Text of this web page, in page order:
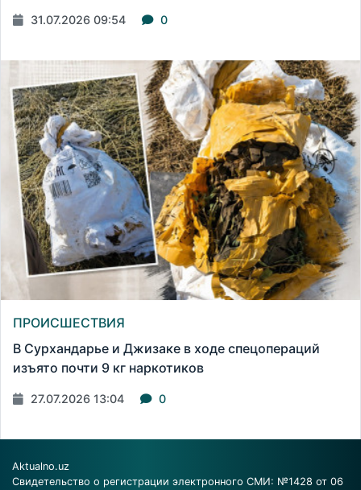
31.07.2026 09:54 0
ПРОИСШЕСТВИЯ
В Сурхандарье и Джизаке в ходе спецопераций
изъято почти 9 кг наркотиков
27.07.2026 13:04 0
Aktualno.uz
Свидетельство о регистрации электронного СМИ: №1428 от 06